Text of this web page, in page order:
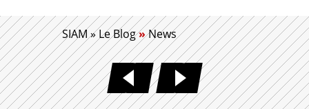
SIAM»Le Blog»News
GARANTIR LAGUIDE DE